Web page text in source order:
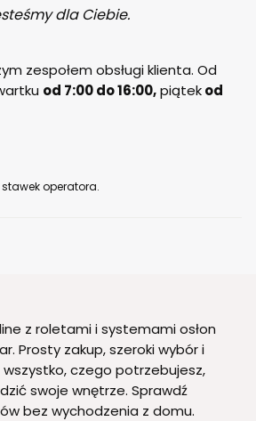
dla Ciebie.
zespołem obsługi klienta. Od
od 7:00 do 16:00,piątekod
operatora.
z roletami i systemami osłon
Prosty zakup, szeroki wybór i
czego potrzebujesz,
swoje wnętrze. Sprawdź
bez wychodzenia z domu.